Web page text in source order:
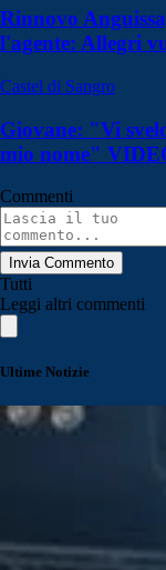
Rinnovo
l'agente: Allegri
Castel di Sangro
Giovane: "Vi
mio nome"
Commenti
Invia Commento
Tutti
Leggi altri commenti
Ultime Notizie